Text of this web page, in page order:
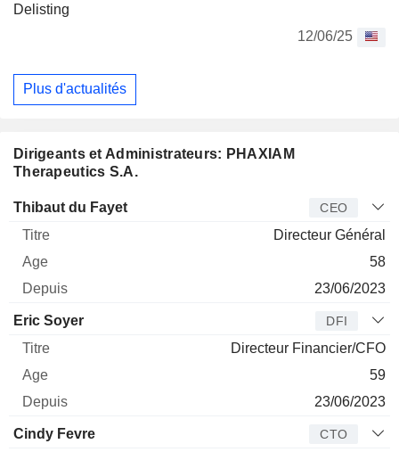
Delisting
12/06/25
Plus d'actualités
Dirigeants et Administrateurs: PHAXIAM
Therapeutics S.A.
Dirigeant Titre Age
Thibaut du Fayet CEO
Directeur Général
58
23/06/2023
Eric Soyer DFI
Directeur Financier/CFO
59
23/06/2023
Cindy Fevre CTO